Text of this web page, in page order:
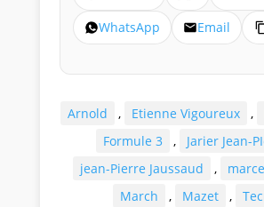
WhatsApp
Email
Arnold , Etienne Vigoureux ,
Formule 3
, Jarier Jean-
jean-Pierre Jaussaud
,
March
, Mazet ,